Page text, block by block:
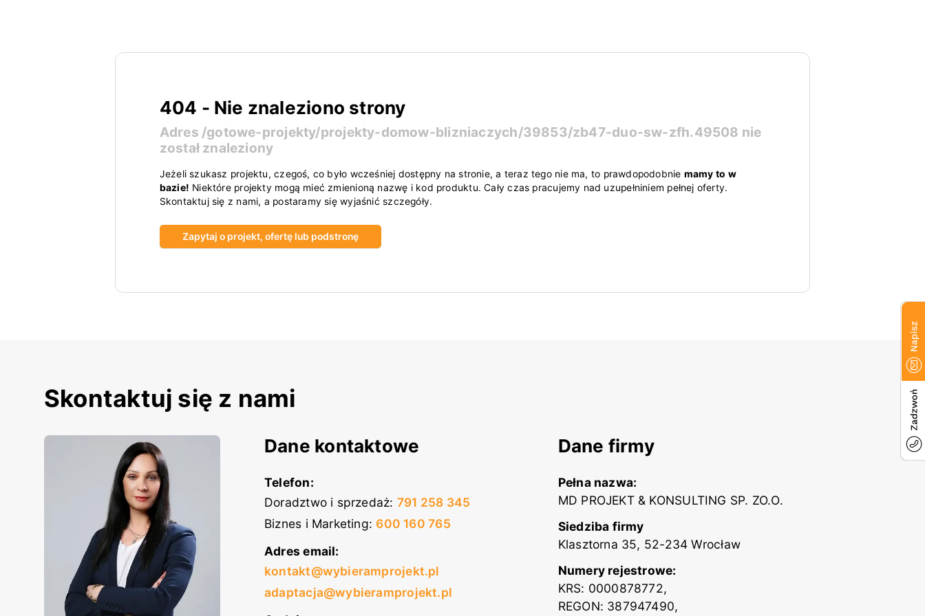
404 - Nie znaleziono strony
Adres /gotowe-projekty/projekty-domow-blizniaczych/39853/zb47-duo-sw-zfh.49508 nie
został znaleziony
Jeżeli szukasz projektu, czegoś, co było wcześniej dostępny na stronie, a teraz tego nie ma, to prawdopodobnie mamy to w
bazie! Niektóre projekty mogą mieć zmienioną nazwę i kod produktu. Cały czas pracujemy nad uzupełniniem pełnej oferty.
Skontaktuj się z nami, a postaramy się wyjaśnić szczegóły.
Zapytaj o projekt, ofertę lub podstronę
Skontaktuj się z nami
Dane kontaktowe
Telefon:
Doradztwo i sprzedaż: 791 258 345
Biznes i Marketing: 600 160 765
Adres email:
kontakt@wybieramprojekt.pl
adaptacja@wybieramprojekt.pl
Dane firmy
Pełna nazwa:
MD PROJEKT & KONSULTING SP. ZO.O.
Siedziba firmy
Klasztorna 35, 52-234 Wrocław
Numery rejestrowe:
KRS: 0000878772,
REGON: 387947490,